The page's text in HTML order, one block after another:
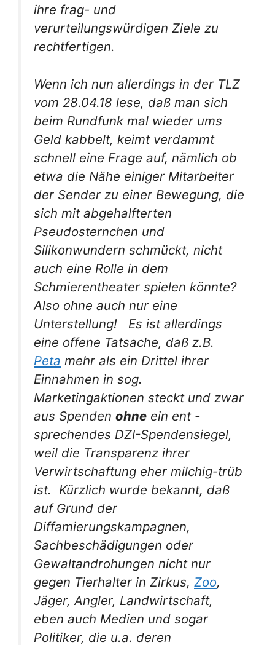
ihre frag- und
verurteilungswürdigen Ziele zu
rechtfertigen.
Wenn ich nun allerdings in der TLZ
vom 28.04.18 lese, daß man sich
beim Rundfunk mal wieder ums
Geld kabbelt, keimt verdammt
schnell eine Frage auf, nämlich ob
etwa die Nähe einiger Mitarbeiter
der Sender zu einer Bewegung, die
sich mit abgehalfterten
Pseudosternchen und
Silikonwundern schmückt, nicht
auch eine Rolle in dem
Schmierentheater spielen könnte?
Also ohne auch nur eine
Unterstellung! Es ist allerdings
eine offene Tatsache, daß z.B.
Peta mehr als ein Drittel ihrer
Einnahmen in sog.
Marketingaktionen steckt und zwar
aus Spenden ohne ein ent -
sprechendes DZI-Spendensiegel,
weil die Transparenz ihrer
Verwirtschaftung eher milchig-trüb
ist. Kürzlich wurde bekannt, daß
auf Grund der
Diffamierungskampagnen,
Sachbeschädigungen oder
Gewaltandrohungen nicht nur
gegen Tierhalter in Zirkus, Zoo,
Jäger, Angler, Landwirtschaft,
eben auch Medien und sogar
Politiker, die u.a. deren